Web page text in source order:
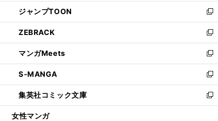
く
で
開
く
ン
ド
ウ
で
開
く
ウ
ィ
ン
ド
ウ
で
開
く
し
い
ウ
ィ
ン
ド
ウ
で
開
く
ジャンプTOON
新
し
い
ウ
ィ
ン
ド
ウ
で
開
ZEBRACK
新
し
い
ウ
ィ
ン
ド
ウ
マンガMeets
新
し
い
ウ
ィ
ン
S-MANGA
新
し
い
ウ
集英社コミック文庫
新
し
女性マンガ